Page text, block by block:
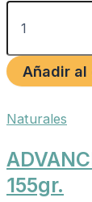
Añadir
Naturales
155gr.